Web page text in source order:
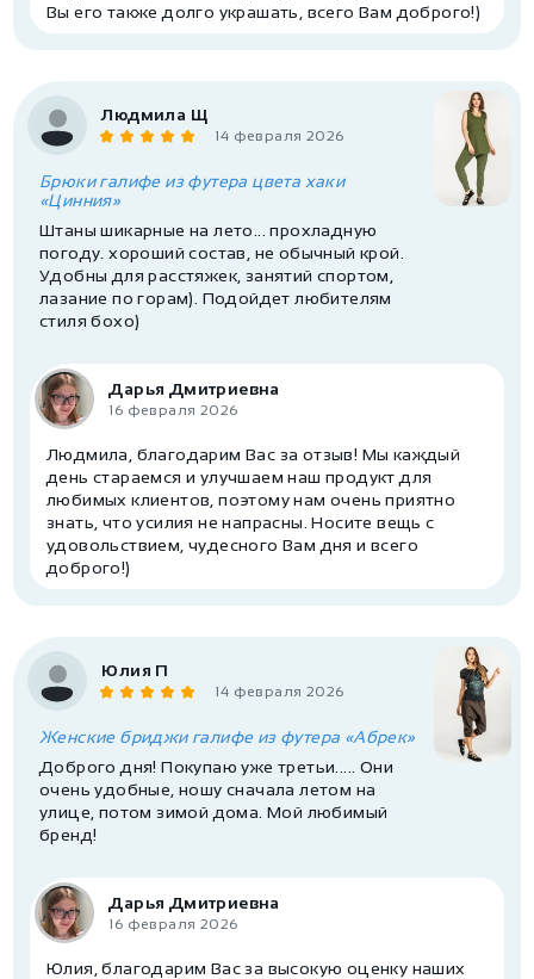
Вы его также долго украшать, всего Вам доброго!)
Людмила Щ
14 февраля 2026
Брюки галифе из футера цвета хаки
«Цинния»
Штаны шикарные на лето... прохладную
погоду. хороший состав, не обычный крой.
Удобны для расстяжек, занятий спортом,
лазание по горам). Подойдет любителям
стиля бохо)
Дарья Дмитриевна
16 февраля 2026
Людмила, благодарим Вас за отзыв! Мы каждый
день стараемся и улучшаем наш продукт для
любимых клиентов, поэтому нам очень приятно
знать, что усилия не напрасны. Носите вещь с
удовольствием, чудесного Вам дня и всего
доброго!)
Юлия П
14 февраля 2026
Женские бриджи галифе из футера «Абрек»
Доброго дня! Покупаю уже третьи..... Они
очень удобные, ношу сначала летом на
улице, потом зимой дома. Мой любимый
бренд!
Дарья Дмитриевна
16 февраля 2026
Юлия, благодарим Вас за высокую оценку наших